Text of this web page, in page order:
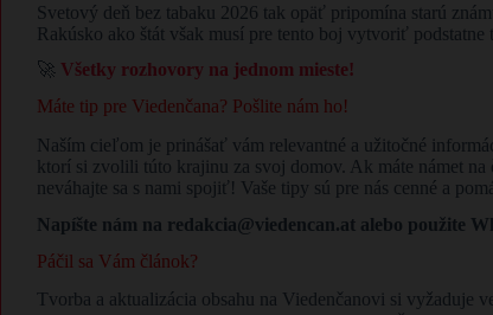
Svetový deň bez tabaku 2026 tak opäť pripomína starú
Rakúsko ako štát však musí pre tento boj vytvoriť
🚀 Všetky rozhovory na jednom mieste!
Máte tip pre Viedenčana? Pošlite nám ho!
Naším cieľom je prinášať vám relevantné a užitočné
ktorí si zvolili túto krajinu za svoj domov. Ak máte námet
neváhajte sa s nami spojiť! Vaše tipy sú pre nás cenné a
Napíšte nám na redakcia@viedencan.at alebo použite
Páčil sa Vám článok?
Tvorba a aktualizácia obsahu na Viedenčanovi si vyžaduje